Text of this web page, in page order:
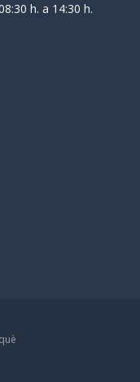
h. a 14:30 h.